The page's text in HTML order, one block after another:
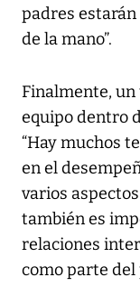
padres estarán
de la mano”.
Finalmente,
equipo dentro
“Hay muchos
en el
varios
también es
relaciones
como parte del